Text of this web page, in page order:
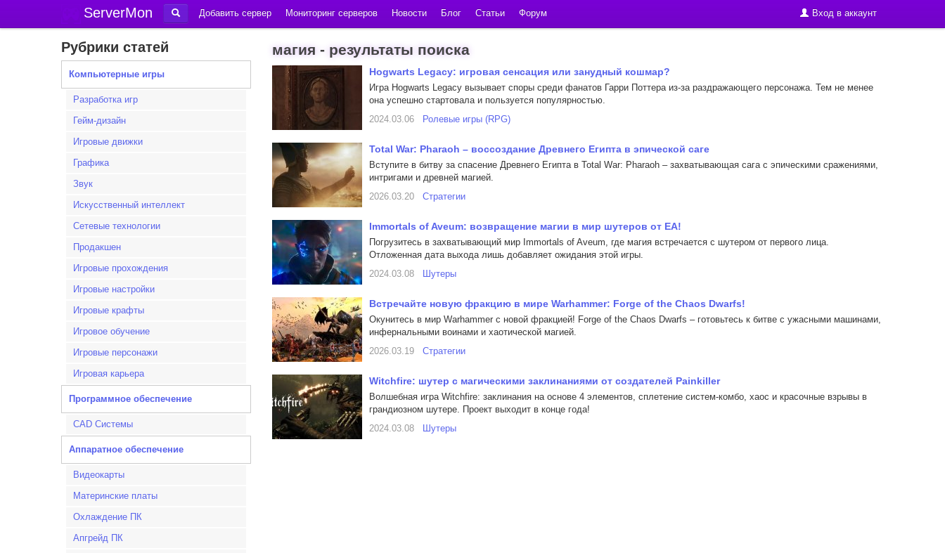
ServerMon Добавить сервер Мониторинг серверов Новости Блог Статьи Форум Вход в аккаунт
Рубрики статей
Компьютерные игры
Разработка игр
Гейм-дизайн
Игровые движки
Графика
Звук
Искусственный интеллект
Сетевые технологии
Продакшен
Игровые прохождения
Игровые настройки
Игровые крафты
Игровое обучение
Игровые персонажи
Игровая карьера
Программное обеспечение
CAD Системы
Аппаратное обеспечение
Видеокарты
Материнские платы
Охлаждение ПК
Апгрейд ПК
магия - результаты поиска
Hogwarts Legacy: игровая сенсация или занудный кошмар?
Игра Hogwarts Legacy вызывает споры среди фанатов Гарри Поттера из-за раздражающего персонажа. Тем не менее
она успешно стартовала и пользуется популярностью.
2024.03.06
Ролевые игры (RPG)
Total War: Pharaoh – воссоздание Древнего Египта в эпической саге
Вступите в битву за спасение Древнего Египта в Total War: Pharaoh – захватывающая сага с эпическими сражениями,
интригами и древней магией.
2026.03.20
Стратегии
Immortals of Aveum: возвращение магии в мир шутеров от EA!
Погрузитесь в захватывающий мир Immortals of Aveum, где магия встречается с шутером от первого лица.
Отложенная дата выхода лишь добавляет ожидания этой игры.
2024.03.08
Шутеры
Встречайте новую фракцию в мире Warhammer: Forge of the Chaos Dwarfs!
Окунитесь в мир Warhammer с новой фракцией! Forge of the Chaos Dwarfs – готовьтесь к битве с ужасными машинами,
инфернальными воинами и хаотической магией.
2026.03.19
Стратегии
Witchfire: шутер с магическими заклинаниями от создателей Painkiller
Волшебная игра Witchfire: заклинания на основе 4 элементов, сплетение систем-комбо, хаос и красочные взрывы в
грандиозном шутере. Проект выходит в конце года!
2024.03.08
Шутеры